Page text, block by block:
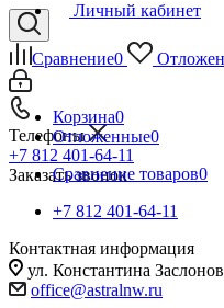
Сравнение0
Телефоны
+7 812 401-64-11
Заказать звонок
Личный кабинет
Корзина0
Отложенные0
Сравнение товаров0
+7 812 401-64-11
Контактная информация
ул. Константина
office@astralnw.ru